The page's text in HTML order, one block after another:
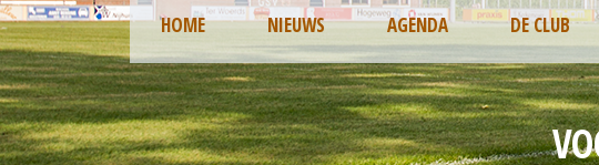
HOME NIEUWS AGENDA DE CLUB